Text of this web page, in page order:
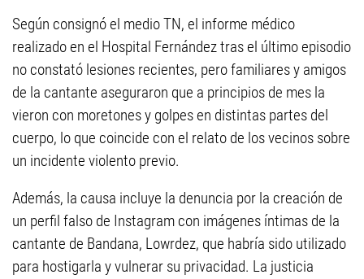
Según consignó el medio TN, el informe médico
realizado en el Hospital Fernández tras el último episodio
no constató lesiones recientes, pero familiares y amigos
de la cantante aseguraron que a principios de mes la
vieron con moretones y golpes en distintas partes del
cuerpo, lo que coincide con el relato de los vecinos sobre
un incidente violento previo.
Además, la causa incluye la denuncia por la creación de
un perfil falso de Instagram con imágenes íntimas de la
cantante de Bandana, Lowrdez, que habría sido utilizado
para hostigarla y vulnerar su privacidad. La justicia